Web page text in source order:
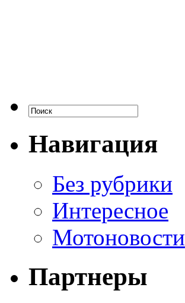
Навигация
Без рубрики
Интересное
Мотоновости
Партнеры